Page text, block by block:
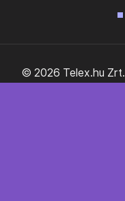
© 2026 Telex.hu Zrt.